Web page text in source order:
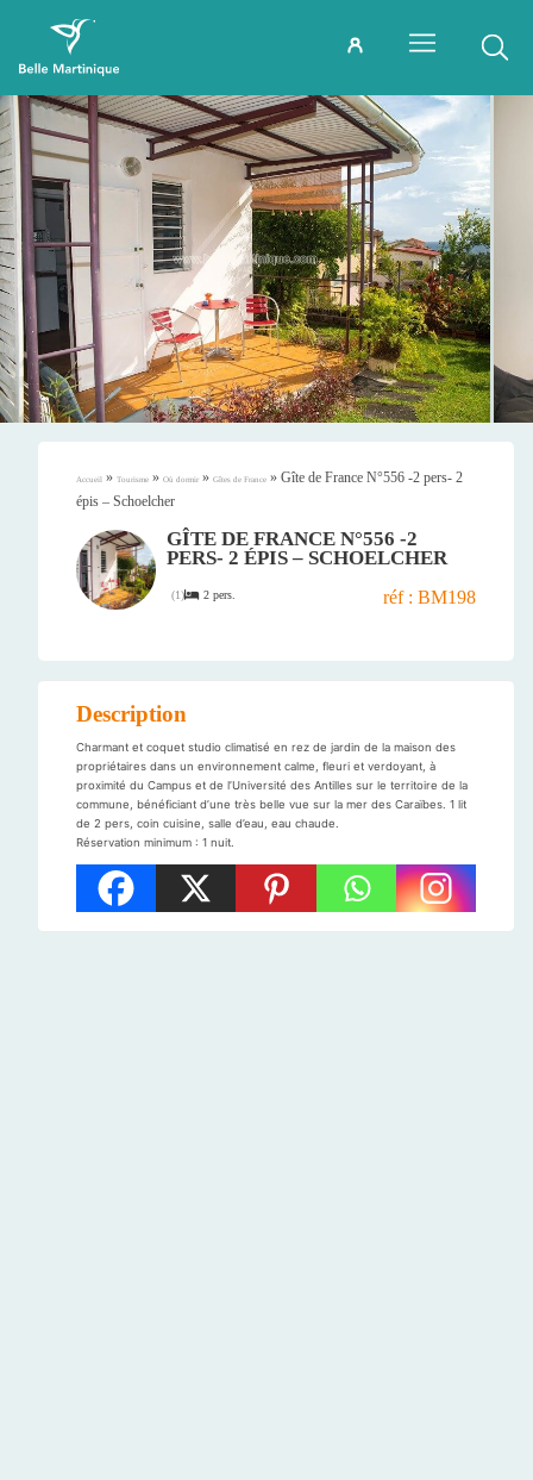
Accueil » Tourisme » Où dormir » Gîtes de France » Gîte de France N°556 -2 pers- 2
épis – Schoelcher
GÎTE DE FRANCE N°556 -2
PERS- 2 ÉPIS – SCHOELCHER
(1) 2 pers. réf : BM198
Description
Charmant et coquet studio climatisé en rez de jardin de la maison des
propriétaires dans un environnement calme, fleuri et verdoyant, à
proximité du Campus et de l’Université des Antilles sur le territoire de la
commune, bénéficiant d’une très belle vue sur la mer des Caraïbes. 1 lit
de 2 pers, coin cuisine, salle d’eau, eau chaude.
Réservation minimum : 1 nuit.